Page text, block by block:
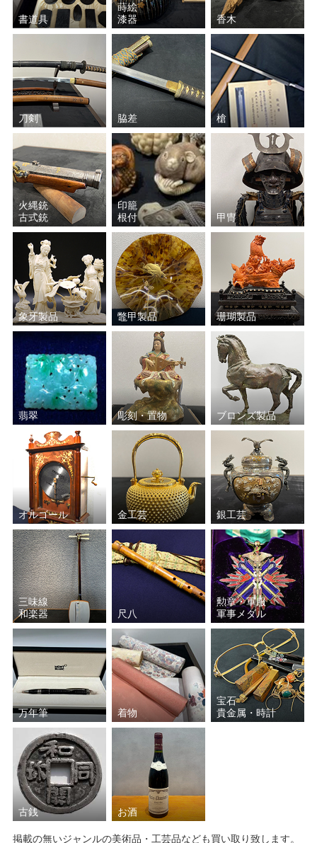
館林 源右衛門 大樋 長左衛門
岡部 嶺男
河合 誓徳 宮之原 謙
三輪 休雪 草間 彌生
塚本 快示 井口 大輔
鈴木 爽司 須田 祥豊
真清水 蔵六 川瀬 忍
清水 六兵衛 肥沼 美智雄
松井 康成 三ツ井 為吉
池田 満寿夫
バーナード・リーチ 佐々木 二六
三浦 竹軒
楽 吉左衛門 山田 和
中田 一於 福島 善三
小野 珀子 加藤 土師萌
藤原 啓 須田 剋太
宮川 香斎（真葛 香斎）
波多野 善蔵 山本 陶秀
楠部 彌弌 近藤 悠三
葉山 有樹 和田 桐山
島田 幸一
岩田 藤七 加藤 唐九郎
清水 卯一 五十嵐 新平
書道具
蒔絵
漆器
香木
刀剣 脇差 槍
火縄銃
古式銃
印籠
根付
甲冑
象牙製品 鼈甲製品 珊瑚製品
翡翠 彫刻・置物 ブロンズ製品
オルゴール 金工芸 銀工芸
三味線
和楽器
尺八
勲章・軍服
軍事メダル
万年筆 着物
宝石
貴金属・時計
古銭 お酒
掲載の無いジャンルの美術品・工芸品なども買い取り致します。